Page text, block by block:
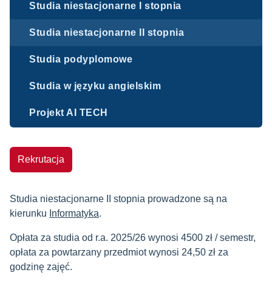
Studia niestacjonarne I stopnia
Studia niestacjonarne II stopnia
Studia podyplomowe
Studia w języku angielskim
Projekt AI TECH
Rekrutacja
Studia niestacjonarne II stopnia prowadzone są na
kierunku Informatyka.
Opłata za studia od r.a. 2025/26 wynosi 4500 zł / semestr,
opłata za powtarzany przedmiot wynosi 24,50 zł za
godzinę zajęć.